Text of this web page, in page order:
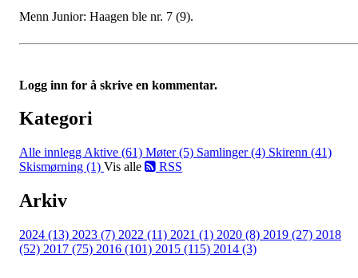
Menn Junior: Haagen ble nr. 7 (9).
Logg inn for å skrive en kommentar.
Kategori
Alle innlegg Aktive (61) Møter (5) Samlinger (4) Skirenn (41)
Skismørning (1) Vis alle RSS
Arkiv
2024 (13) 2023 (7) 2022 (11) 2021 (1) 2020 (8) 2019 (27) 2018
(52) 2017 (75) 2016 (101) 2015 (115) 2014 (3)